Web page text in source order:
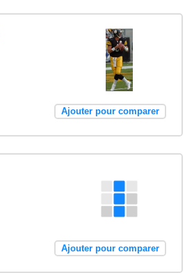
Ajouter pour comparer
Ajouter pour comparer